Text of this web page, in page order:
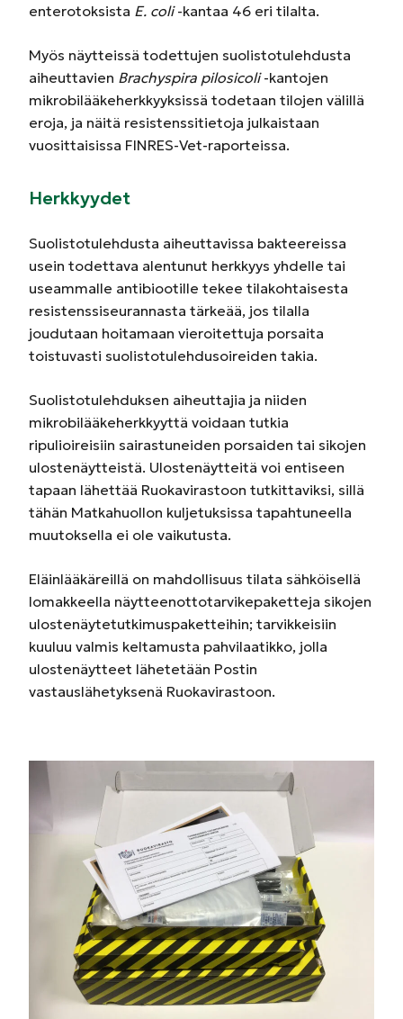
enterotoksista E. coli-kantaa 46 eri tilalta.
Myös näytteissä todettujen suolistotulehdusta
aiheuttavien Brachyspira pilosicoli-kantojen
mikrobilääkeherkkyyksissä todetaan tilojen välillä
eroja, ja näitä resistenssitietoja julkaistaan
vuosittaisissa FINRES-Vet-raporteissa.
Herkkyydet
Suolistotulehdusta aiheuttavissa bakteereissa
usein todettava alentunut herkkyys yhdelle tai
useammalle antibiootille tekee tilakohtaisesta
resistenssiseurannasta tärkeää, jos tilalla
joudutaan hoitamaan vieroitettuja porsaita
toistuvasti suolistotulehdusoireiden takia.
Suolistotulehduksen aiheuttajia ja niiden
mikrobilääkeherkkyyttä voidaan tutkia
ripulioireisiin sairastuneiden porsaiden tai sikojen
ulostenäytteistä. Ulostenäytteitä voi entiseen
tapaan lähettää Ruokavirastoon tutkittaviksi, sillä
tähän Matkahuollon kuljetuksissa tapahtuneella
muutoksella ei ole vaikutusta.
Eläinlääkäreillä on mahdollisuus tilata sähköisellä
lomakkeella näytteenottotarvikepaketteja sikojen
ulostenäytetutkimuspaketteihin; tarvikkeisiin
kuuluu valmis keltamusta pahvilaatikko, jolla
ulostenäytteet lähetetään Postin
vastauslähetyksenä Ruokavirastoon.